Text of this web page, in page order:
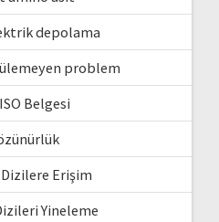
depolama
problem
Belgesi
Erişim
Yineleme